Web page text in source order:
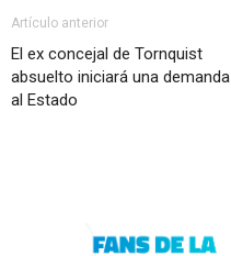
Artículo anterior
El ex concejal de Tornquist
absuelto iniciará una demanda
al Estado